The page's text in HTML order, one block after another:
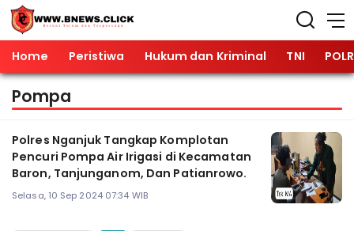
Home Peristiwa Hukum dan Kriminal TNI
Pompa
Polres Nganjuk Tangkap Komplotan
Pencuri Pompa Air Irigasi di Kecamatan
Baron, Tanjunganom, Dan Patianrowo.
Selasa, 10 Sep 2024 07:34 WIB